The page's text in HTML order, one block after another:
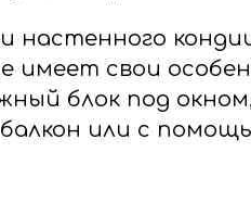
настенного
имеет свои
блок под
или с